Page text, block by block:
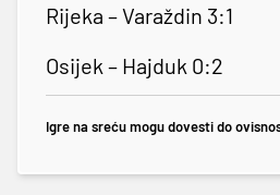
Rijeka – Varaždin 3:1
Osijek – Hajduk 0:2
Igre na sreću mogu dovesti do